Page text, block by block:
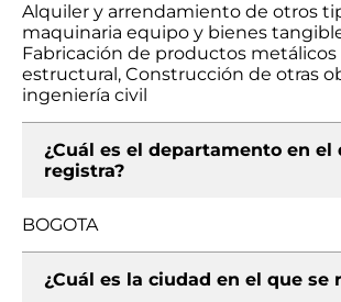
Alquiler y arrendamiento de otros
maquinaria equipo y bienes
Fabricación de productos metálicos
estructural, Construcción de otras
ingeniería civil
¿Cuál es el departamento en el
registra?
BOGOTA
¿Cuál es la ciudad en el que se